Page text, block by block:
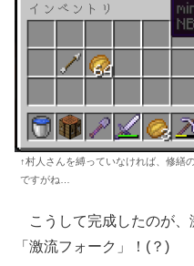
↑村人さんを縛っていなければ、修繕
ですがね…
こうして完成したのが、
「激流フォーク」！(？)